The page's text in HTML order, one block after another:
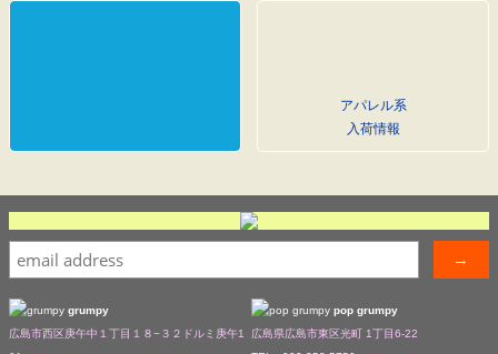
アパレル系
入荷情報
grumpy
広島市西区庚午中１丁目１８−３２ドルミ庚午1
pop grumpy
広島県広島市東区光町 1丁目6-22